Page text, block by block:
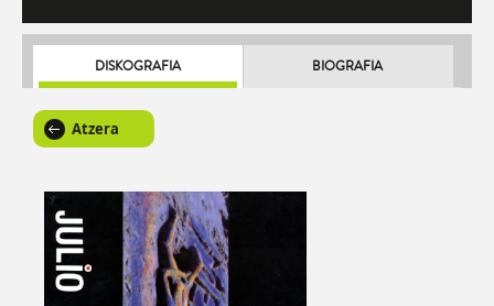
DISKOGRAFIA BIOGRAFIA
Atzera